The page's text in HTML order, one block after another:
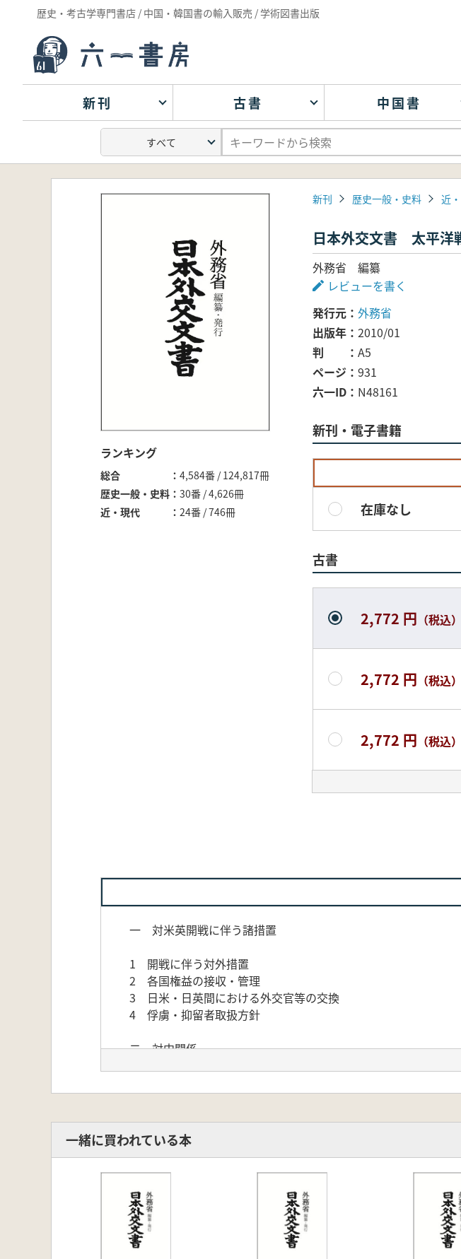
歴史・考古学専門書店 / 中国・韓国書の輸入販売 / 学術図書出版
新刊 古書 中国書
ランキング
総合
4,584番 / 124,817冊
歴史一般・史料
30番 / 4,626冊
近・現代
24番 / 746冊
新刊 歴史一般・史料 近
日本外交文書 太平
外務省 編纂
レビューを書く
発行元
外務省
出版年
2010/01
判
A5
ページ
931
六一ID
N48161
新刊・電子書籍
在庫なし
古書
2,772 円 （税込）
2,772 円 （税込）
2,772 円 （税込）
一 対米英開戦に伴う諸措置
1 開戦に伴う対外措置
2 各国権益の接収・管理
3 日米・日英間における外交官等の交換
4 俘虜・抑留者取扱方針
二 対中関係
2 南京国民政府参戦問題と「對支新政策」の展開
4 対重慶和平工作
5 雑件
3 経済状況
三 対独伊関係
一緒に買われている本